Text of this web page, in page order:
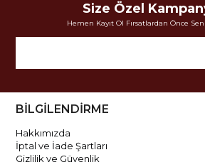
Size Özel
Hemen Kayıt Ol Fırsatlardan Önce
BİLGİLENDİRME
Hakkımızda
İptal ve İade Şartları
Gizlilik ve Güvenlik